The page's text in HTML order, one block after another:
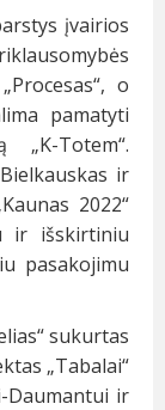
įvairios
o
pamatyti
„K-Totem“.
ir
2022“
ir išskirtiniu
pasakojimu
sukurtas
„Tabalai“
Daumantui ir